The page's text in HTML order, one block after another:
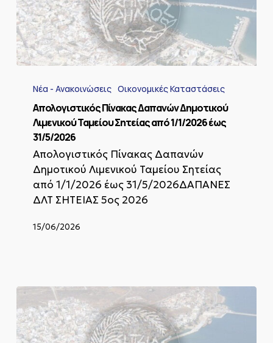
Πίνακας
Δαπανών
Δημοτικού
Λιμενικού
Ταμείου
Σητείας
από
1/1/2026
έως
31/5/2026
Νέα - Ανακοινώσεις Οικονομικές Καταστάσεις
Απολογιστικός Πίνακας Δαπανών Δημοτικού
Λιμενικού Ταμείου Σητείας από 1/1/2026 έως
31/5/2026
Απολογιστικός Πίνακας Δαπανών
Δημοτικού Λιμενικού Ταμείου Σητείας
από 1/1/2026 έως 31/5/2026ΔΑΠΑΝΕΣ
ΔΛΤ ΣΗΤΕΙΑΣ 5ος 2026
15/06/2026